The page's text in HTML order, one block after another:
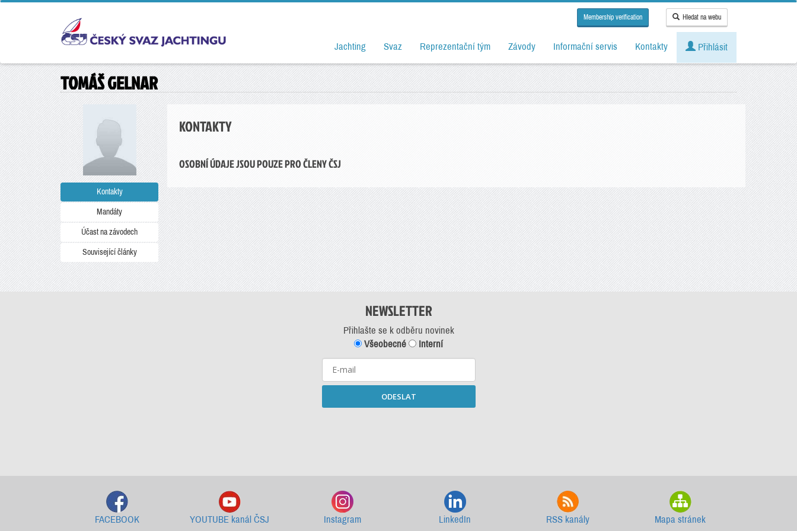
Membership verification Hledat na webu
Jachting Svaz Reprezentační tým Závody Informační servis Kontakty Přihlásit
TOMÁŠ GELNAR
Kontakty
Mandáty
Účast na závodech
Související články
KONTAKTY
OSOBNÍ ÚDAJE JSOU POUZE PRO ČLENY ČSJ
NEWSLETTER
Přihlašte se k odběru novinek
Všeobecné
Interní
ODESLAT
FACEBOOK YOUTUBE kanál ČSJ Instagram LinkedIn RSS kanály Mapa stránek